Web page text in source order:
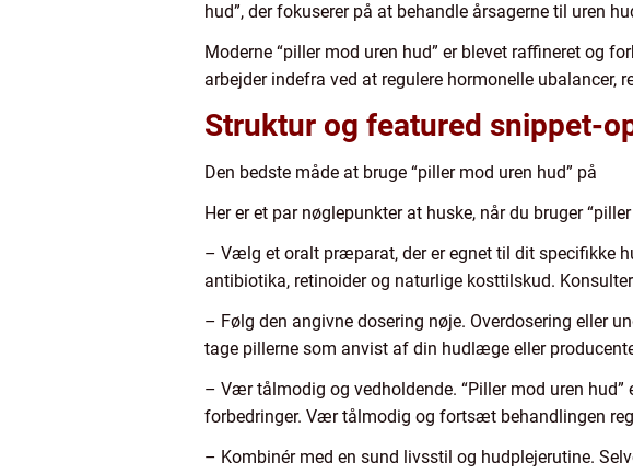
hud”, der fokuserer på at behandle årsagerne til uren
Moderne “piller mod uren hud” er blevet raffineret og
arbejder indefra ved at regulere hormonelle
Struktur og featured snippet-
Den bedste måde at bruge “piller mod uren hud” på
Her er et par nøglepunkter at huske, når du bruger
– Vælg et oralt præparat, der er egnet til dit specifikke
antibiotika, retinoider og naturlige kosttilskud.
– Følg den angivne dosering nøje. Overdosering eller
tage pillerne som anvist af din hudlæge eller
– Vær tålmodig og vedholdende. “Piller mod uren
forbedringer. Vær tålmodig og fortsæt behandlingen
– Kombinér med en sund livsstil og hudplejerutine.